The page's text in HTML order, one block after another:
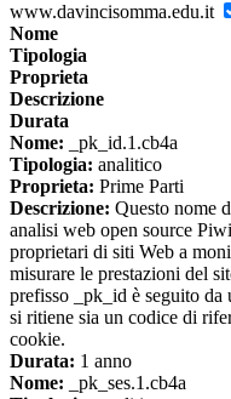
www.davincisomma.edu.it
Nome
Tipologia
Proprieta
Descrizione
Durata
Nome: _pk_id.1.cb4a
Tipologia: analitico
Proprieta: Prime Parti
Descrizione: Questo nome
analisi web open source
proprietari di siti Web a
misurare le prestazioni del
prefisso _pk_id è seguito da
si ritiene sia un codice di
cookie.
Durata: 1 anno
Nome: _pk_ses.1.cb4a